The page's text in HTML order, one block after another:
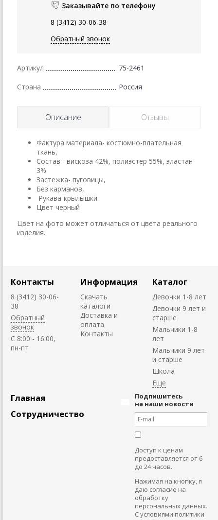
Заказывайте по телефону
8 (3412) 30-06-38
Обратный звонок
Артикул 75-2461
Страна Россия
Описание Отзывы
Фактура материала- костюмно-плательная
ткань,
Состав - вискоза 42%, полиэстер 55%, эластан
3%
Застежка- пуговицы,
Без карманов,
Рукава-крылышки.
Цвет черный
Цвет на фото может отличаться от цвета реального
изделия.
Контакты
8 (3412) 30-06-
38
Обратный
звонок
C 8:00 - 16:00,
пн-пт
Информация
Скачать
каталоги
Доставка и
оплата
Контакты
Каталог
Девочки 1-8 лет
Девочки 9 лет и
старше
Мальчики 1-8
лет
Мальчики 9 лет
и старше
Школа
Главная
Сотрудничество
Подпишитесь
на наши новости
Доступ к ценам
предоставляется от 6
до 24 часов.
Нажимая на кнопку, я
даю согласие на
обработку
персональных данных.
С условиями политики